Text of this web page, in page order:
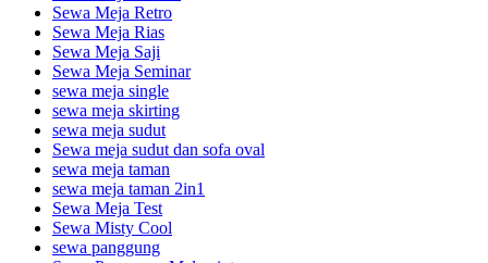
Sewa Meja Retro
Sewa Meja Rias
Sewa Meja Saji
Sewa Meja Seminar
sewa meja single
sewa meja skirting
sewa meja sudut
Sewa meja sudut dan sofa oval
sewa meja taman
sewa meja taman 2in1
Sewa Meja Test
Sewa Misty Cool
sewa panggung